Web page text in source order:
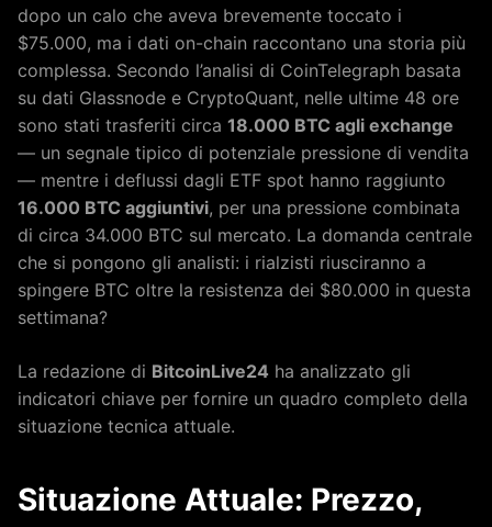
dopo un calo che aveva brevemente toccato i
$75.000, ma i dati on-chain raccontano una storia più
complessa. Secondo l’analisi di CoinTelegraph basata
su dati Glassnode e CryptoQuant, nelle ultime 48 ore
sono stati trasferiti circa 18.000 BTC agli exchange
— un segnale tipico di potenziale pressione di vendita
— mentre i deflussi dagli ETF spot hanno raggiunto
16.000 BTC aggiuntivi, per una pressione combinata
di circa 34.000 BTC sul mercato. La domanda centrale
che si pongono gli analisti: i rialzisti riusciranno a
spingere BTC oltre la resistenza dei $80.000 in questa
settimana?
La redazione di BitcoinLive24 ha analizzato gli
indicatori chiave per fornire un quadro completo della
situazione tecnica attuale.
Situazione Attuale: Prezzo,